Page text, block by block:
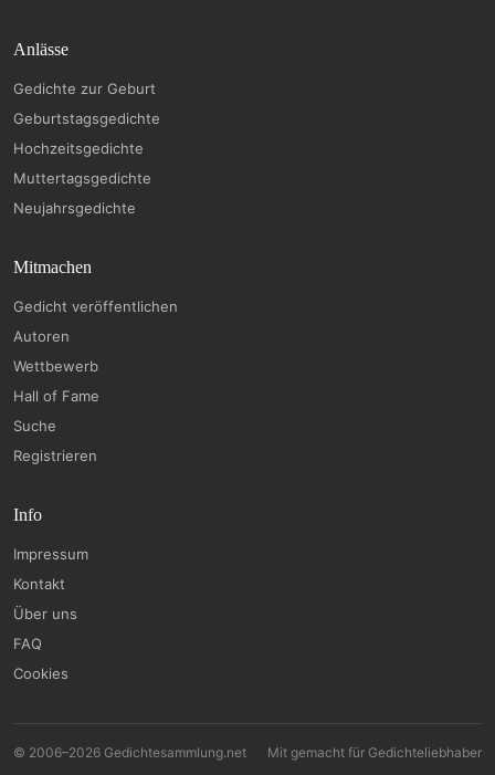
Anlässe
Gedichte zur Geburt
Geburtstagsgedichte
Hochzeitsgedichte
Muttertagsgedichte
Neujahrsgedichte
Mitmachen
Gedicht veröffentlichen
Autoren
Wettbewerb
Hall of Fame
Suche
Registrieren
Info
Impressum
Kontakt
Über uns
FAQ
Cookies
© 2006–2026 Gedichtesammlung.net Mit gemacht für Gedichteliebhaber